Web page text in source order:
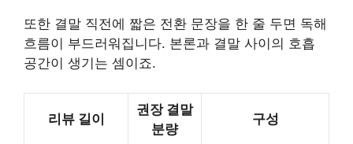
또한 결말 직전에 짧은 전환 문장을 한 줄 두면 독해
흐름이 부드러워집니다. 본론과 결말 사이의 호흡
공간이 생기는 셈이죠.
리뷰 길이
권장 결말
분량
구성